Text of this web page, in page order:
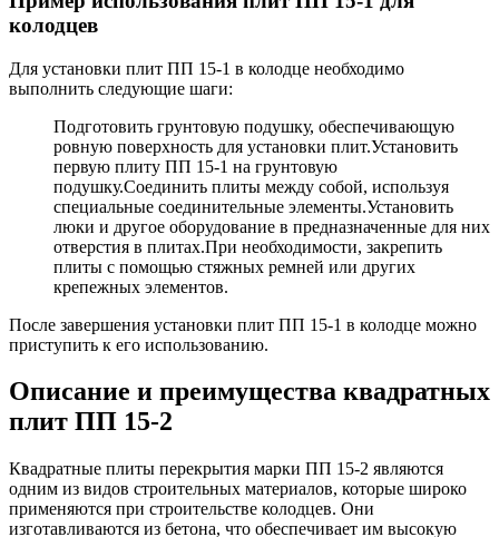
колодцев
Для установки плит ПП 15-1 в колодце необходимо
выполнить следующие шаги:
Подготовить грунтовую подушку, обеспечивающую
ровную поверхность для установки плит.Установить
первую плиту ПП 15-1 на грунтовую
подушку.Соединить плиты между собой, используя
специальные соединительные элементы.Установить
люки и другое оборудование в предназначенные для них
отверстия в плитах.При необходимости, закрепить
плиты с помощью стяжных ремней или других
крепежных элементов.
После завершения установки плит ПП 15-1 в колодце можно
приступить к его использованию.
Описание и преимущества квадратных
плит ПП 15-2
Квадратные плиты перекрытия марки ПП 15-2 являются
одним из видов строительных материалов, которые широко
применяются при строительстве колодцев. Они
изготавливаются из бетона, что обеспечивает им высокую